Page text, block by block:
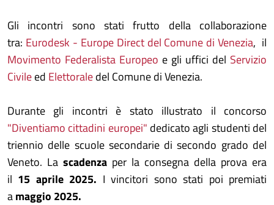
Gli incontri sono stati frutto della collaborazione
tra: Eurodesk - Europe Direct del Comune di Venezia, il
Movimento Federalista Europeo e gli uffici del Servizio
Civileed Elettoraledel Comune di Venezia.
Durante gli incontri è stato illustrato il concorso
"Diventiamo cittadini europei" dedicato agli studenti del
triennio delle scuole secondarie di secondo grado del
Veneto. La scadenza per la consegna della prova era
il 15 aprile 2025. I vincitori sono stati poi premiati
amaggio 2025.